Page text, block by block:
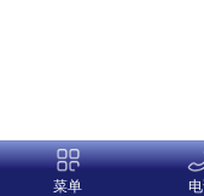
菜单